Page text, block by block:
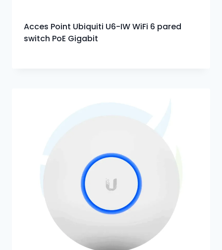
Acces Point Ubiquiti U6-IW WiFi 6 pared
switch PoE Gigabit